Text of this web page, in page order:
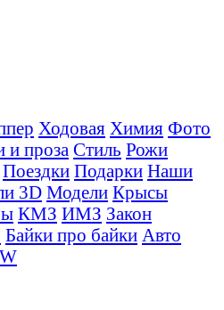
Ходовая Химия Фото
и проза Стиль Рожи
Поездки Подарки Наши
3D Модели Крысы
КМЗ ИМЗ Закон
Байки про байки Авто